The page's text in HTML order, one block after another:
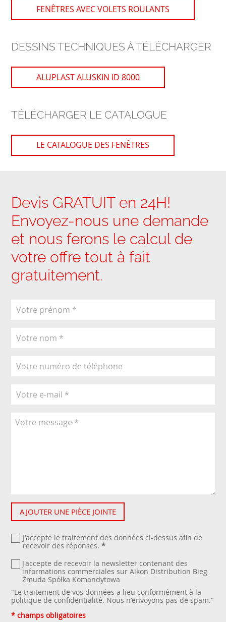
FENÊTRES AVEC VOLETS ROULANTS
DESSINS TECHNIQUES À TÉLÉCHARGER
ALUPLAST ALUSKIN ID 8000
TÉLÉCHARGER LE CATALOGUE
LE CATALOGUE DES FENÊTRES
Devis GRATUIT en 24H!
Envoyez-nous une demande
et nous ferons le calcul de
votre offre tout à fait
gratuitement.
AJOUTER UNE PIÈCE JOINTE
J'accepte le traitement des données ci-dessus afin de
recevoir des réponses. *
J'accepte de recevoir la newsletter contenant des
informations commerciales sur Aikon Distribution Bieg
Żmuda Spółka Komandytowa
"Le traitement de vos données a lieu conformément à la
politique de confidentialité. Nous n'envoyons pas de spam."
* champs obligatoires